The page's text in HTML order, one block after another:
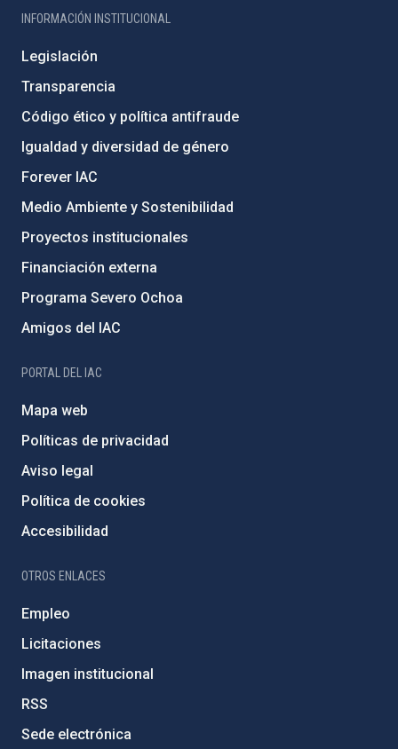
INFORMACIÓN INSTITUCIONAL
Legislación
Transparencia
Código ético y política antifraude
Igualdad y diversidad de género
Forever IAC
Medio Ambiente y Sostenibilidad
Proyectos institucionales
Financiación externa
Programa Severo Ochoa
Amigos del IAC
PORTAL DEL IAC
Mapa web
Políticas de privacidad
Aviso legal
Política de cookies
Accesibilidad
OTROS ENLACES
Empleo
Licitaciones
Imagen institucional
RSS
Sede electrónica